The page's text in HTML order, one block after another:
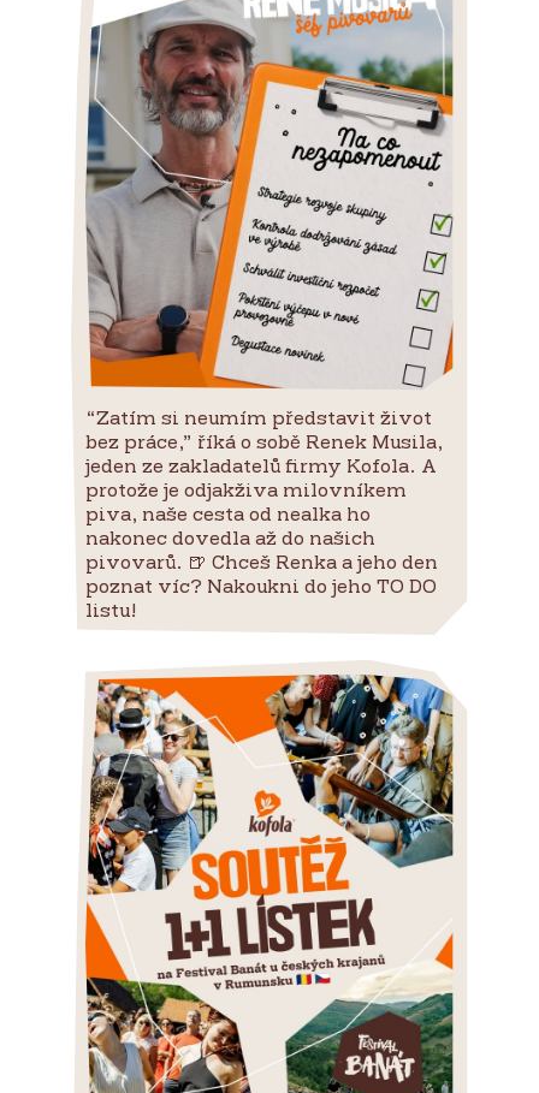
“Zatím si neumím představit život
bez práce,” říká o sobě Renek Musila,
jeden ze zakladatelů firmy Kofola. A
protože je odjakživa milovníkem
piva, naše cesta od nealka ho
nakonec dovedla až do našich
pivovarů. 🍺 Chceš Renka a jeho den
poznat víc? Nakoukni do jeho TO DO
listu!